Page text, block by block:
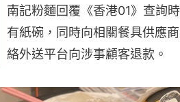
南記粉麵回覆《香港01》查詢
有紙碗，同時向相關餐具供應
絡外送平台向涉事顧客退款。